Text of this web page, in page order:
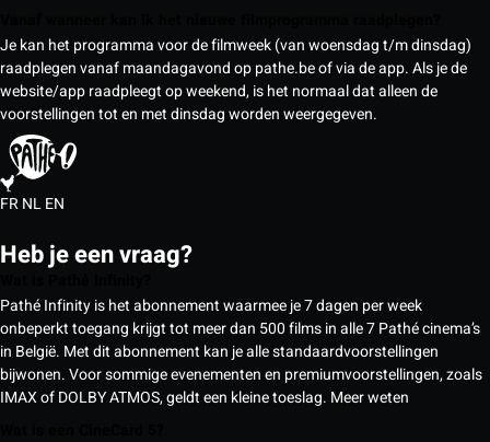
Je kan het programma voor de filmweek (van woensdag t/m dinsdag)
raadplegen vanaf maandagavond op pathe.be of via de app. Als je de
website/app raadpleegt op weekend, is het normaal dat alleen de
voorstellingen tot en met dinsdag worden weergegeven.
FRNLEN
Heb je een vraag?
Pathé Infinity is het abonnement waarmee je 7 dagen per week
onbeperkt toegang krijgt tot meer dan 500 films in alle 7 Pathé cinema’s
in België. Met dit abonnement kan je alle standaardvoorstellingen
bijwonen. Voor sommige evenementen en premiumvoorstellingen, zoals
IMAX of DOLBY ATMOS, geldt een kleine toeslag. Meer weten